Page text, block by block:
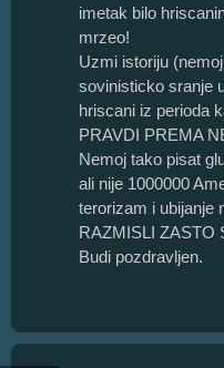
imetak bilo
mrzeo!
Uzmi istoriju
sovinisticko sranje
hriscani iz perioda
PRAVDI PREMA
Nemoj tako pisat
ali nije 1000000
terorizam i ubijanje
RAZMISLI ZASTO
Budi pozdravljen.